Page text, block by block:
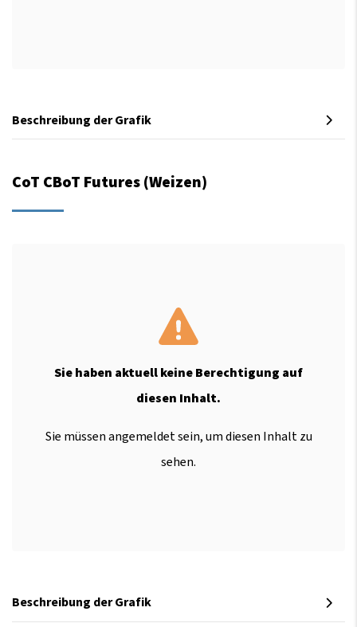
Beschreibung der Grafik
CoT CBoT Futures (Weizen)
Sie haben aktuell keine Berechtigung auf
diesen Inhalt.
Sie müssen angemeldet sein, um diesen Inhalt zu
sehen.
Beschreibung der Grafik